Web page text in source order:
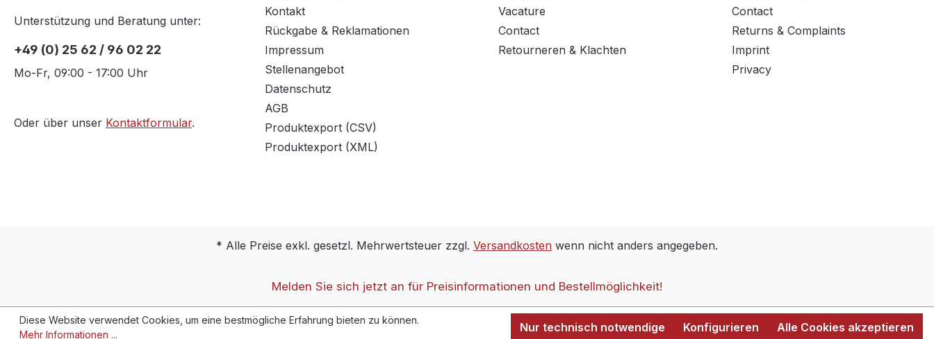
Unterstützung und Beratung unter:
+49 (0) 25 62 / 96 02 22
Mo-Fr, 09:00 - 17:00 Uhr
Oder über unser Kontaktformular.
Kontakt
Rückgabe & Reklamationen
Impressum
Stellenangebot
Datenschutz
AGB
Produktexport (CSV)
Produktexport (XML)
Vacature
Contact
Retourneren & Klachten
Contact
Returns & Complaints
Imprint
Privacy
* Alle Preise exkl. gesetzl. Mehrwertsteuer zzgl. Versandkosten wenn nicht anders angegeben.
Melden Sie sich jetzt an für Preisinformationen und Bestellmöglichkeit!
Diese Website verwendet Cookies, um eine bestmögliche Erfahrung bieten zu können.
Mehr Informationen ...
Nur technisch notwendige Konfigurieren Alle Cookies akzeptieren